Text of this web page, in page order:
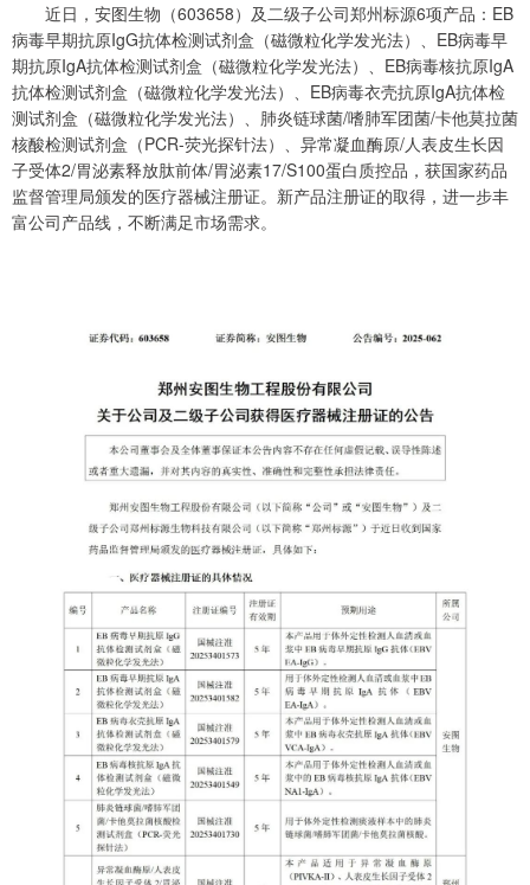
近日，安图生物（603658）及二级子公司郑州标源6项产品：EB
病毒早期抗原IgG抗体检测试剂盒（磁微粒化学发光法）、EB病毒早
期抗原IgA抗体检测试剂盒（磁微粒化学发光法）、EB病毒核抗原IgA
抗体检测试剂盒（磁微粒化学发光法）、EB病毒衣壳抗原IgA抗体检
测试剂盒（磁微粒化学发光法）、肺炎链球菌/嗜肺军团菌/卡他莫拉菌
核酸检测试剂盒（PCR-荧光探针法）、异常凝血酶原/人表皮生长因
子受体2/胃泌素释放肽前体/胃泌素17/S100蛋白质控品，获国家药品
监督管理局颁发的医疗器械注册证。新产品注册证的取得，进一步丰
富公司产品线，不断满足市场需求。